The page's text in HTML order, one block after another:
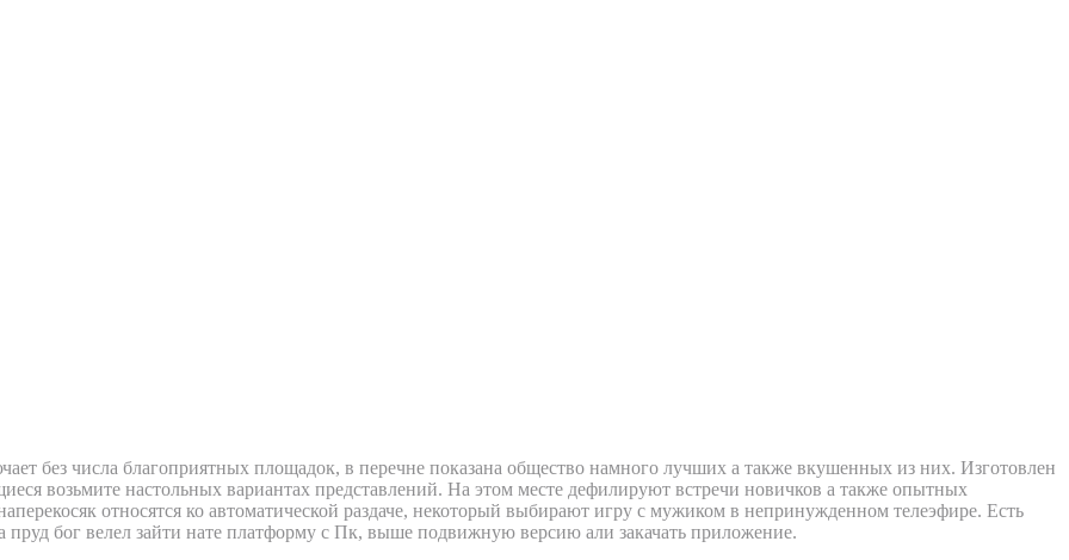
без числа благоприятных площадок, в перечне показана общество намного лучших а также вкушенных из них. Изготовлен
возьмите настольных вариантах представлений. На этом месте дефилируют встречи новичков а также опытных
относятся ко автоматической раздаче, некоторый выбирают игру с мужиком в непринужденном телеэфире. Есть
пруд бог велел зайти нате платформу с Пк, выше подвижную версию али закачать приложение.